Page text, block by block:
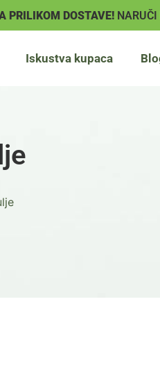
PRILIKOM DOSTAVE!NARUČI
Iskustva kupaca